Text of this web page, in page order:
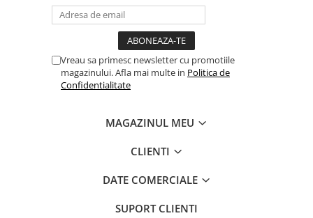
Vreau sa primesc newsletter cu promotiile
magazinului. Afla mai multe in Politica de
Confidentialitate
MAGAZINUL MEU
CLIENTI
DATE COMERCIALE
SUPORT CLIENTI